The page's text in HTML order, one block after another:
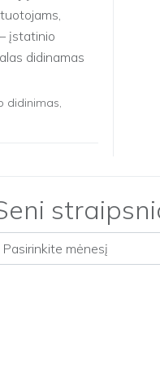
įstatinio
didinamas
didinimas,
Seni straipsniai